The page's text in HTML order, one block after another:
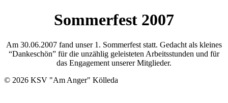
Sommerfest 2007
Am 30.06.2007 fand unser 1. Sommerfest statt. Gedacht als kleines
“Dankeschön” für die unzählig geleisteten Arbeitsstunden und für
das Engagement unserer Mitglieder.
© 2026 KSV "Am Anger" Kölleda